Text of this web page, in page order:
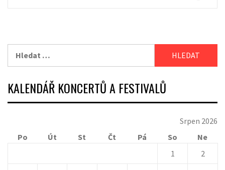
KALENDÁŘ KONCERTŮ A FESTIVALŮ
Srpen 2026
Po
Út St Čt Pá So
Ne
1
2